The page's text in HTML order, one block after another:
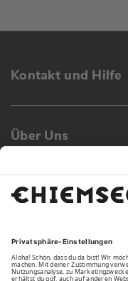
Kontakt und Hilfe
Über Uns
Family
Unsere Vorteile